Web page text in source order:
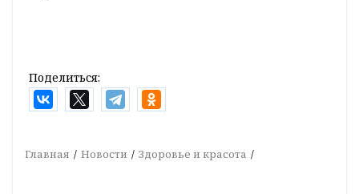
Поделиться:
Главная Новости Здоровье и красота